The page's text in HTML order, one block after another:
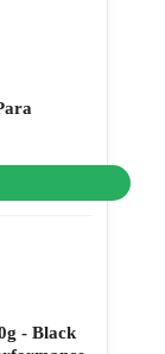
- Black